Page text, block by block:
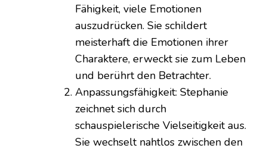
Fähigkeit, viele Emotionen
auszudrücken. Sie schildert
meisterhaft die Emotionen ihrer
Charaktere, erweckt sie zum Leben
und berührt den Betrachter.
Anpassungsfähigkeit: Stephanie
zeichnet sich durch
schauspielerische Vielseitigkeit aus.
Sie wechselt nahtlos zwischen den